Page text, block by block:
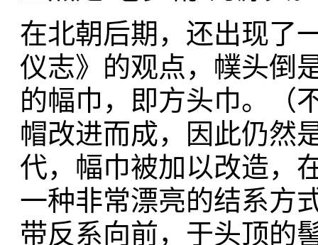
在北朝后期，还出现了
仪志》的观点，幞头倒
的幅巾，即方头巾。（
帽改进而成，因此仍然
代，幅巾被加以改造，
一种非常漂亮的结系方
带反系向前，于头顶的